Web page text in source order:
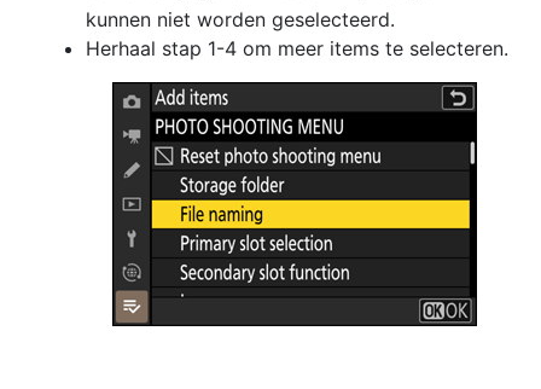
kunnen niet worden geselecteerd.
Herhaal stap 1-4 om meer items te selecteren.